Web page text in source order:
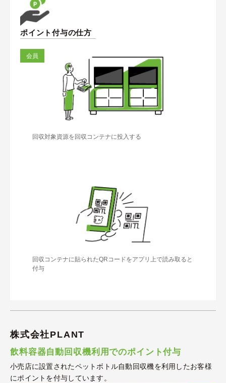
ポイント付与の仕方
会員
回収対象資源を回収コンテナに投入する
回収コンテナに貼られたQRコードをアプリ上で読み取ると
付与
株式会社PLANT
飲料容器自動回収機利用でのポイント付与
小売店に設置されたペットボトル自動回収機を利用したお客様
にポイントを付与しています。